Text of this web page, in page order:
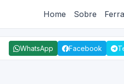
Home Sobre
WhatsApp Facebook